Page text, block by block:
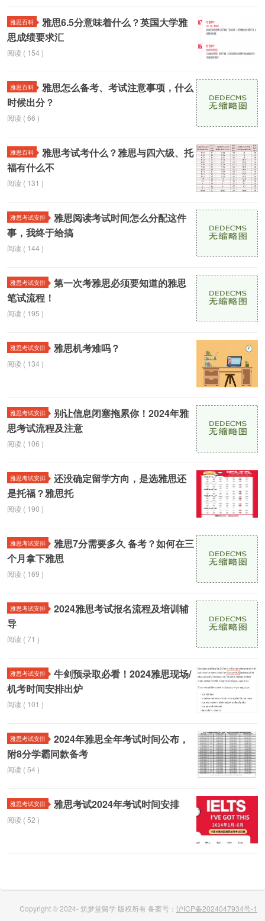
雅思百科
雅思6.5分意味着什么？英国大学雅
思成绩要求汇
阅读 ( 154 )
雅思百科
雅思怎么备考、考试注意事项，什么
时候出分？
阅读 ( 66 )
雅思百科
雅思考试考什么？雅思与四六级、托
福有什么不
阅读 ( 131 )
雅思考试安排
雅思阅读考试时间怎么分配这件
事，我终于给搞
阅读 ( 144 )
雅思考试安排
第一次考雅思必须要知道的雅思
笔试流程！
阅读 ( 195 )
雅思考试安排 雅思机考难吗？
阅读 ( 134 )
雅思考试安排
别让信息闭塞拖累你！2024年雅
思考试流程及注意
阅读 ( 106 )
雅思考试安排
还没确定留学方向，是选雅思还
是托福？雅思托
阅读 ( 190 )
雅思考试安排
雅思7分需要多久 备考？如何在三
个月拿下雅思
阅读 ( 169 )
雅思考试安排
2024雅思考试报名流程及培训辅
导
阅读 ( 71 )
雅思考试安排
牛剑预录取必看！2024雅思现场/
机考时间安排出炉
阅读 ( 101 )
雅思考试安排
2024年雅思全年考试时间公布，
附8分学霸同款备考
阅读 ( 54 )
雅思考试安排 雅思考试2024年考试时间安排
阅读 ( 52 )
Copyright © 2024- 筑梦堂留学 版权所有 备案号： 沪ICP备2024047934号-1